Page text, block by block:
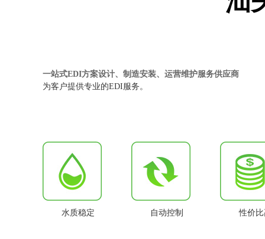
一站式EDI方案设计、制造安装、运营维护服务供应商
为客户提供专业的EDI服务。
水质稳定 自动控制 性价